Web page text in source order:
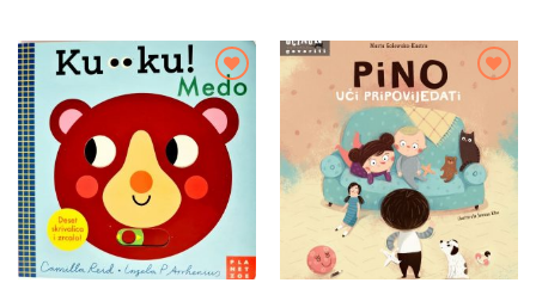
Dodajte
na listu
želja
Dodajte
želja